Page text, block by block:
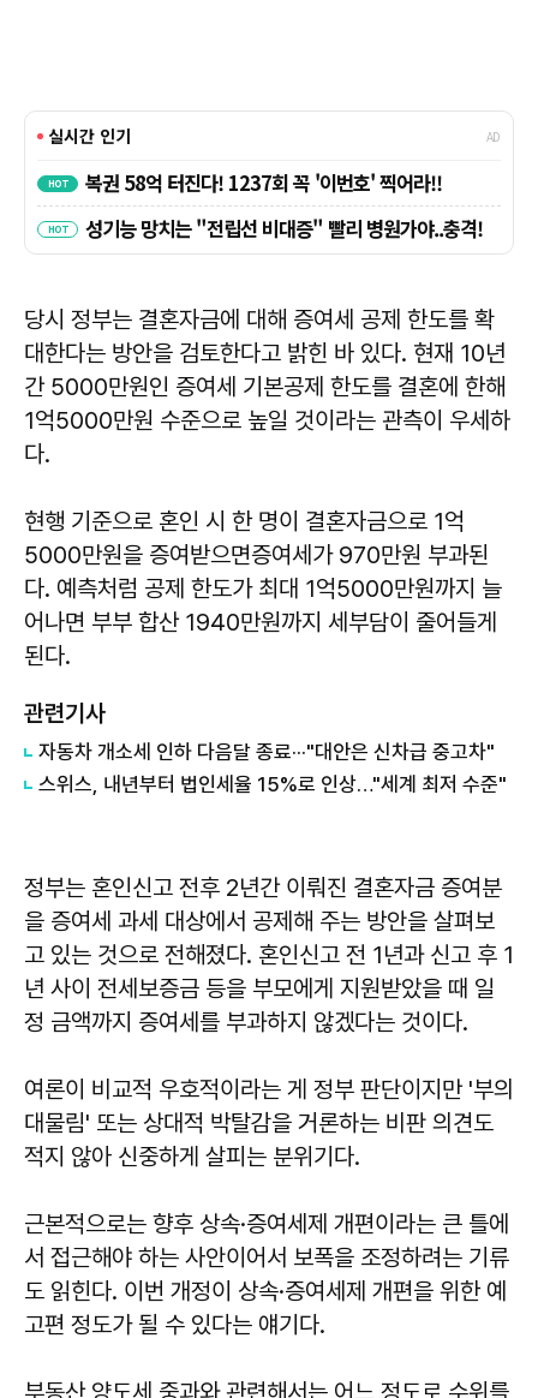
당시 정부는 결혼자금에 대해 증여세 공제 한도를 확
대한다는 방안을 검토한다고 밝힌 바 있다. 현재 10년
간 5000만원인 증여세 기본공제 한도를 결혼에 한해
1억5000만원 수준으로 높일 것이라는 관측이 우세하
다.
현행 기준으로 혼인 시 한 명이 결혼자금으로 1억
5000만원을 증여받으면증여세가 970만원 부과된
다. 예측처럼 공제 한도가 최대 1억5000만원까지 늘
어나면 부부 합산 1940만원까지 세부담이 줄어들게
된다.
관련기사
자동차 개소세 인하 다음달 종료···"대안은 신차급 중고차"
스위스, 내년부터 법인세율 15%로 인상…"세계 최저 수준"
정부는 혼인신고 전후 2년간 이뤄진 결혼자금 증여분
을 증여세 과세 대상에서 공제해 주는 방안을 살펴보
고 있는 것으로 전해졌다. 혼인신고 전 1년과 신고 후 1
년 사이 전세보증금 등을 부모에게 지원받았을 때 일
정 금액까지 증여세를 부과하지 않겠다는 것이다.
여론이 비교적 우호적이라는 게 정부 판단이지만 '부의
대물림' 또는 상대적 박탈감을 거론하는 비판 의견도
적지 않아 신중하게 살피는 분위기다.
근본적으로는 향후 상속·증여세제 개편이라는 큰 틀에
서 접근해야 하는 사안이어서 보폭을 조정하려는 기류
도 읽힌다. 이번 개정이 상속·증여세제 개편을 위한 예
고편 정도가 될 수 있다는 얘기다.